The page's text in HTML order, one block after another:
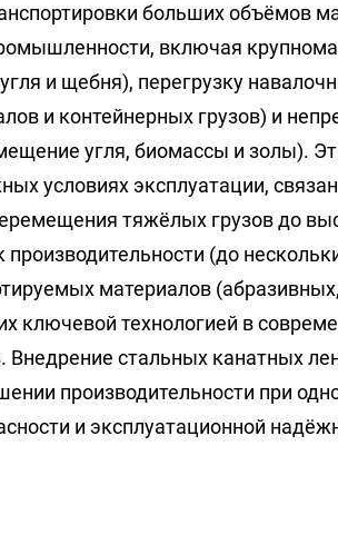
больших объёмов
включая
и щебня), перегрузку
и контейнерных грузов) и
угля, биомассы и золы).
условиях эксплуатации,
тяжёлых грузов до
(до
материалов
ключевой технологией в
стальных канатных
производительности при
и эксплуатационной